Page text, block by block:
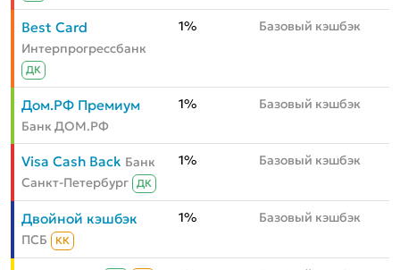
Best Card
Интерпрогрессбанк
ДК
1% Базовый кэшбэк
Дом.РФ Премиум
Банк ДОМ.РФ
1% Базовый кэшбэк
Visa Cash Back Банк
Санкт-Петербург
ДК
1% Базовый кэшбэк
Двойной кэшбэк
ПСБ КК
1% Базовый кэшбэк